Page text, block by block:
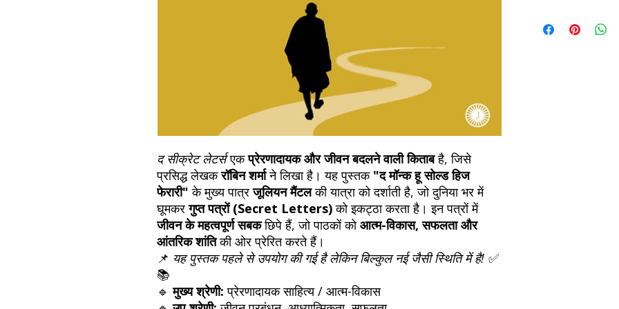
द सीक्रेट लेटर्सएकप्रेरणादायक और जीवन बदलने वाली किताबहै, जिसे
प्रसिद्ध लेखकरॉबिन शर्माने लिखा है। यह पुस्तक "द मॉन्क हू सोल्ड हिज
फेरारी" के मुख्य पात्रजूलियन मैंटलकी यात्रा को दर्शाती है, जो दुनिया भर में
घूमकरगुप्त पत्रों (Secret Letters)को इकट्ठा करता है। इन पत्रों में
जीवन के महत्वपूर्ण सबकछिपे हैं, जो पाठकों कोआत्म-विकास, सफलता और
आंतरिक शांतिकी ओर प्रेरित करते हैं।
📌 यह पुस्तक पहले से उपयोग की गई है लेकिन बिल्कुल नई जैसी स्थिति में है! ✅
📚
🔹मुख्य श्रेणी: प्रेरणादायक साहित्य / आत्म-विकास
the returned item.
will be processed